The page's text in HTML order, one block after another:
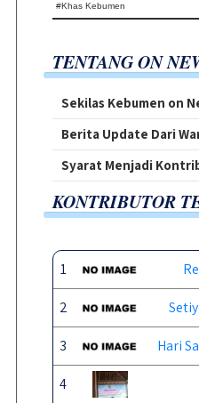
#Khas Kebumen
TENTANG ON
Sekilas Kebumen on
Berita Update Dari
Syarat Menjadi
KONTRIBUTOR
1
2
3 Hari
4